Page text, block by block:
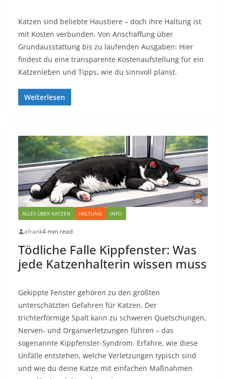
Katzen sind beliebte Haustiere – doch ihre Haltung ist
mit Kosten verbunden. Von Anschaffung über
Grundausstattung bis zu laufenden Ausgaben: Hier
findest du eine transparente Kostenaufstellung für ein
Katzenleben und Tipps, wie du sinnvoll planst.
Weiterlesen
ALLES ÜBER KATZEN HALTUNG INFO
afrank4 min read
Tödliche Falle Kippfenster: Was
jede Katzenhalterin wissen muss
Gekippte Fenster gehören zu den größten
unterschätzten Gefahren für Katzen. Der
trichterförmige Spalt kann zu schweren Quetschungen,
Nerven- und Organverletzungen führen – das
sogenannte Kippfenster-Syndrom. Erfahre, wie diese
Unfälle entstehen, welche Verletzungen typisch sind
und wie du deine Katze mit einfachen Maßnahmen